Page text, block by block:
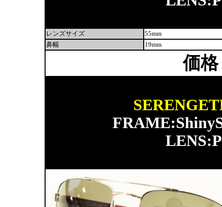
レンズサイズ
55mm
鼻幅
19mm
価格